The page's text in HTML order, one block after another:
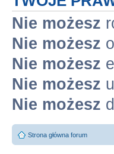
Nie możesz
Nie możesz
Nie możesz
Nie możesz
Nie możesz
Strona główna forum